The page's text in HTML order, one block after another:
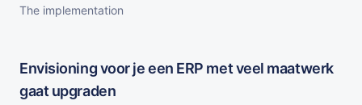
The implementation
Envisioning voor je een ERP met veel maatwerk
gaat upgraden